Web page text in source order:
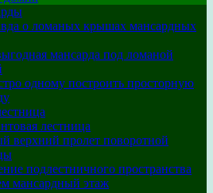
о ломаных крышах мансардных
мансарда под ломаной
одному построить просторную
лестница
верхний пролет поворотной
подлестничного пространства
мансардный этаж